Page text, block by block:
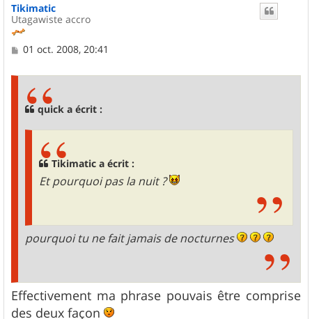
Tikimatic
Utagawiste accro
M
01 oct. 2008, 20:41
quick a écrit :
Tikimatic a écrit :
Et pourquoi pas la nuit ?
pourquoi tu ne fait jamais de nocturnes
Effectivement ma phrase pouvais être comprise
des deux façon